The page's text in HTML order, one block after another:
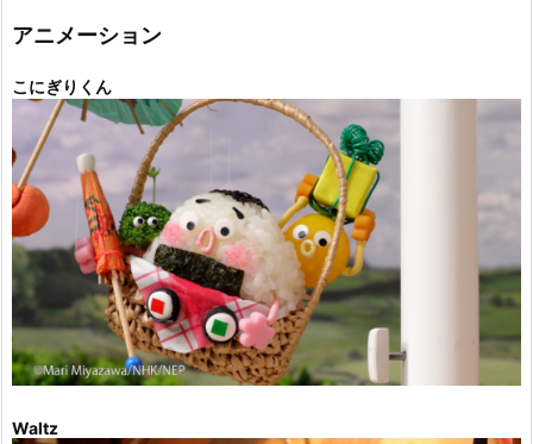
ー
アニメーション
こにぎりくん
Waltz